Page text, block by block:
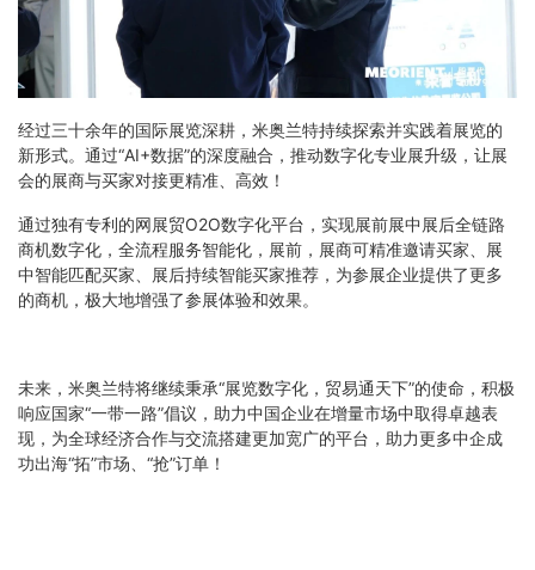
经过三十余年的国际展览深耕，米奥兰特持续探索并实践着展览的
新形式。通过“AI+数据”的深度融合，推动数字化专业展升级，让展
会的展商与买家对接更精准、高效！
通过独有专利的网展贸O2O数字化平台，实现展前展中展后全链路
商机数字化，全流程服务智能化，展前，展商可精准邀请买家、展
中智能匹配买家、展后持续智能买家推荐，为参展企业提供了更多
的商机，极大地增强了参展体验和效果。
未来，米奥兰特将继续秉承“展览数字化，贸易通天下”的使命，积极
响应国家“一带一路”倡议，助力中国企业在增量市场中取得卓越表
现，为全球经济合作与交流搭建更加宽广的平台，助力更多中企成
功出海“拓”市场、“抢”订单！